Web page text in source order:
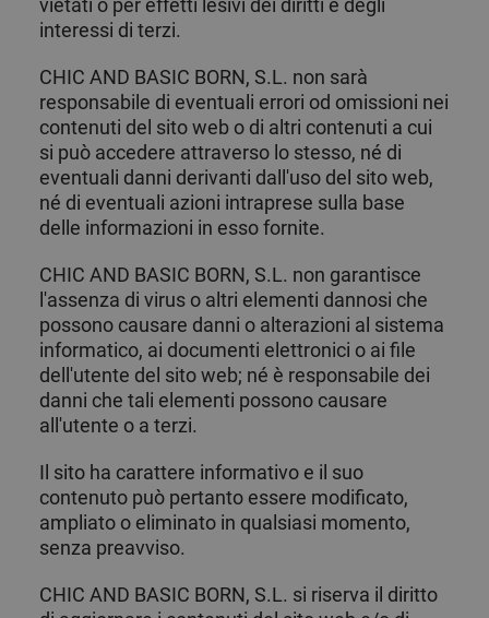
vietati o per effetti lesivi dei diritti e degli
interessi di terzi.
CHIC AND BASIC BORN, S.L. non sarà
responsabile di eventuali errori od omissioni nei
contenuti del sito web o di altri contenuti a cui
si può accedere attraverso lo stesso, né di
eventuali danni derivanti dall'uso del sito web,
né di eventuali azioni intraprese sulla base
delle informazioni in esso fornite.
CHIC AND BASIC BORN, S.L. non garantisce
l'assenza di virus o altri elementi dannosi che
possono causare danni o alterazioni al sistema
informatico, ai documenti elettronici o ai file
dell'utente del sito web; né è responsabile dei
danni che tali elementi possono causare
all'utente o a terzi.
Il sito ha carattere informativo e il suo
contenuto può pertanto essere modificato,
ampliato o eliminato in qualsiasi momento,
senza preavviso.
CHIC AND BASIC BORN, S.L. si riserva il diritto